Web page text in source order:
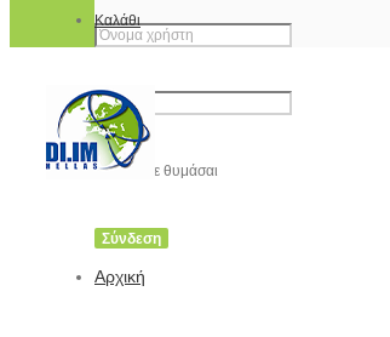
Να με θυμάσαι
Καλάθι
Αρχική